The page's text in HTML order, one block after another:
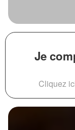
Je
Cliquez